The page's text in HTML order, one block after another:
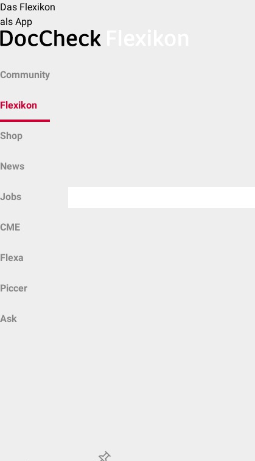
Das Flexikon
als App
Community
Flexikon
Shop
News
Jobs
CME
Flexa
Piccer
Ask